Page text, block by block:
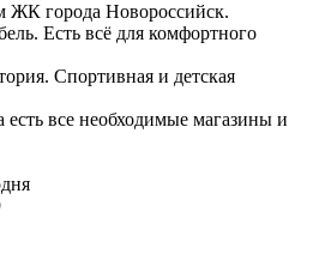
ЖК города Новороссийск.
Есть всё для комфортного
Спортивная и детская
все необходимые магазины и